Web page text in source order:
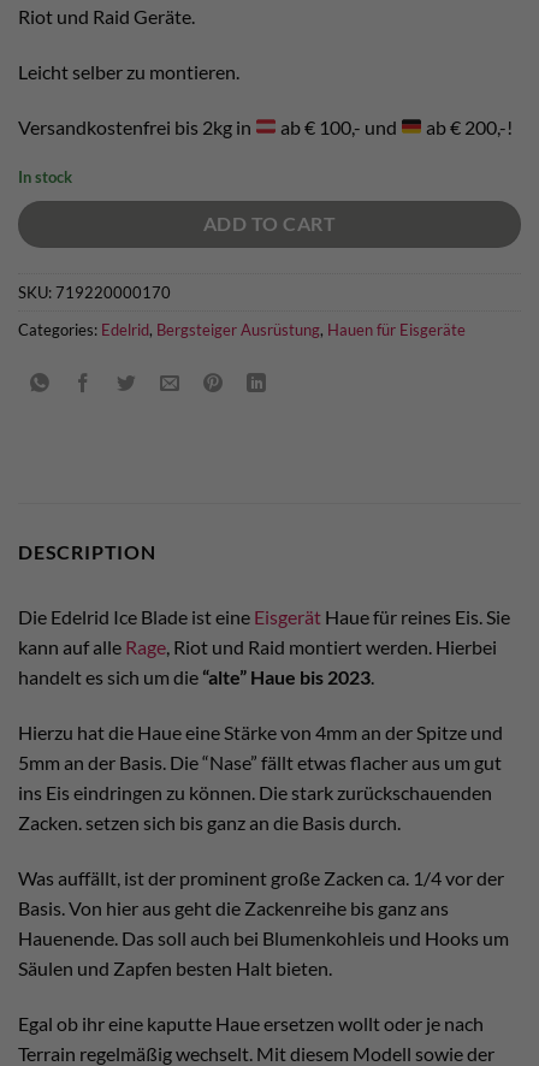
Riot und Raid Geräte.
Leicht selber zu montieren.
Versandkostenfrei bis 2kg in ab € 100,- und ab € 200,-!
In stock
ADD TO CART
SKU:719220000170
Categories: Edelrid, Bergsteiger Ausrüstung, Hauen für Eisgeräte
DESCRIPTION
Die Edelrid Ice Blade ist eine Eisgerät Haue für reines Eis. Sie
kann auf alle Rage, Riot und Raid montiert werden. Hierbei
handelt es sich um die “alte” Haue bis 2023.
Hierzu hat die Haue eine Stärke von 4mm an der Spitze und
5mm an der Basis. Die “Nase” fällt etwas flacher aus um gut
ins Eis eindringen zu können. Die stark zurückschauenden
Zacken. setzen sich bis ganz an die Basis durch.
Was auffällt, ist der prominent große Zacken ca. 1/4 vor der
Basis. Von hier aus geht die Zackenreihe bis ganz ans
Hauenende. Das soll auch bei Blumenkohleis und Hooks um
Säulen und Zapfen besten Halt bieten.
Egal ob ihr eine kaputte Haue ersetzen wollt oder je nach
Terrain regelmäßig wechselt. Mit diesem Modell sowie der